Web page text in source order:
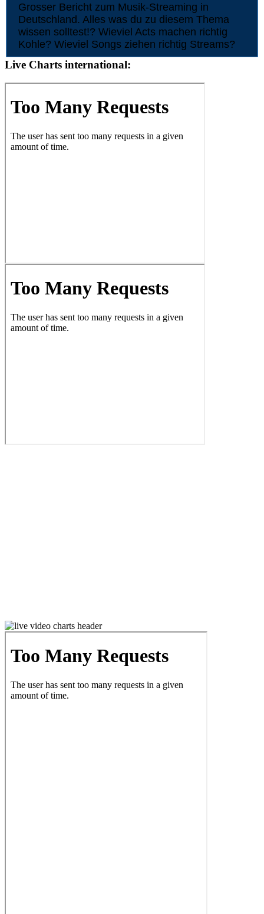
Grosser Bericht zum Musik-Streaming in
Deutschland. Alles was du zu diesem Thema
wissen solltest!? Wieviel Acts machen richtig
Kohle? Wieviel Songs ziehen richtig Streams?
Live Charts international: